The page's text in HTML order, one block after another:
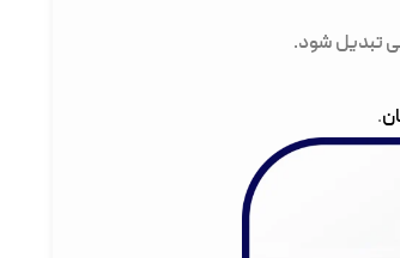
تبدیل شود.
.